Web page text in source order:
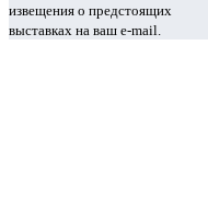
извещения о предстоящих
выставках на ваш e-mail.